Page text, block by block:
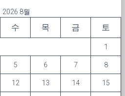
2026 8월
수 목 금 토
1
5 6 7 8
12 13 14 15